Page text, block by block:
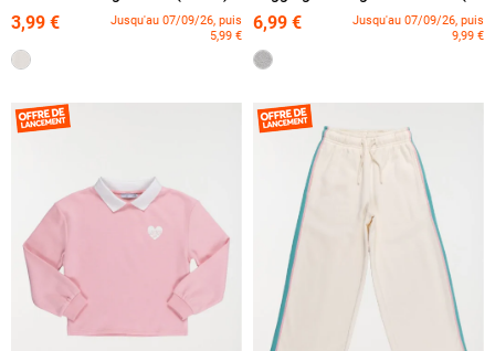
3,99 €
Jusqu'au 07/09/26, puis
5,99 €
6,99 €
Jusqu'au 07/09/26, puis
9,99 €